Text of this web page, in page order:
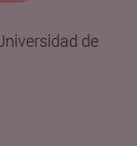
de